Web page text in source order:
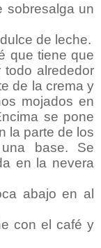
sobresalga un
de leche.
que tiene que
alrededor
de la crema y
mojados en
se pone
la parte de los
una base. Se
en la nevera
abajo en al
con el café y